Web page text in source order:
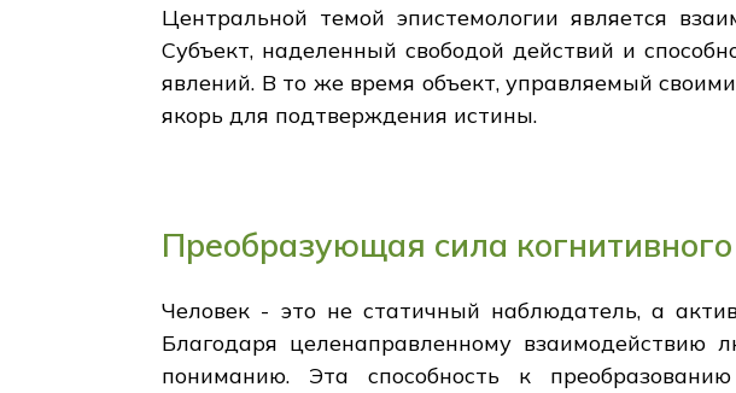
Центральной темой эпистемологии является
Субъект, наделенный свободой действий и
явлений. В то же время объект, управляемый
якорь для подтверждения истины.
Преобразующая сила
Человек - это не статичный наблюдатель, а
Благодаря целенаправленному
пониманию. Эта способность к